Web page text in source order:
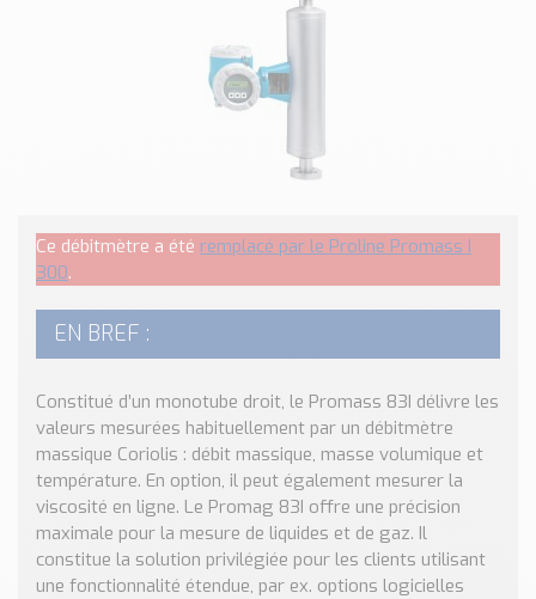
Téléchargement (Logiciels, Documents,..)
Formulaire sonde température
Convertisseur de pression
Formulaire Débitmètre
Calculateur Chauffage/Liquide/Gaz
Blog
Nos Réalisations
Conseils et Actualités
Catalogue des essentiels pour les brasseries et micro-
brasseries
Ce débitmètre a été remplacé par le Proline Promass I
300.
EN BREF :
Constitué d’un monotube droit, le Promass 83I délivre les
valeurs mesurées habituellement par un débitmètre
massique Coriolis : débit massique, masse volumique et
température. En option, il peut également mesurer la
viscosité en ligne. Le Promag 83I offre une précision
maximale pour la mesure de liquides et de gaz. Il
constitue la solution privilégiée pour les clients utilisant
une fonctionnalité étendue, par ex. options logicielles